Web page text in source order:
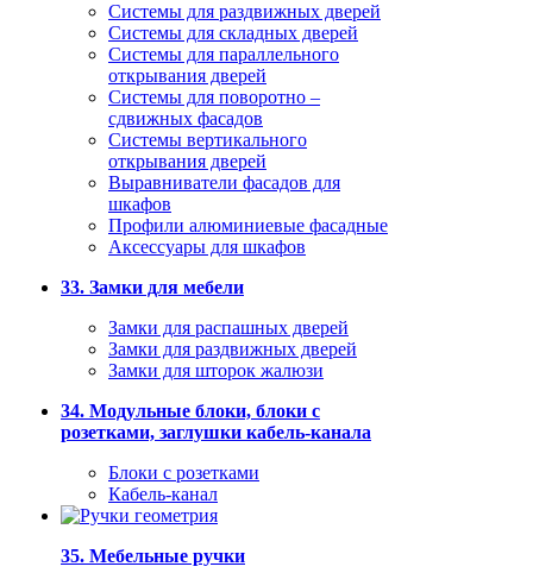
Системы для раздвижных дверей
Системы для складных дверей
Системы для параллельного
открывания дверей
Системы для поворотно –
сдвижных фасадов
Системы вертикального
открывания дверей
Выравниватели фасадов для
шкафов
Профили алюминиевые фасадные
Аксессуары для шкафов
33. Замки для мебели
Замки для распашных дверей
Замки для раздвижных дверей
Замки для шторок жалюзи
34. Модульные блоки, блоки с
розетками, заглушки кабель-канала
Блоки с розетками
Кабель-канал
35. Мебельные ручки